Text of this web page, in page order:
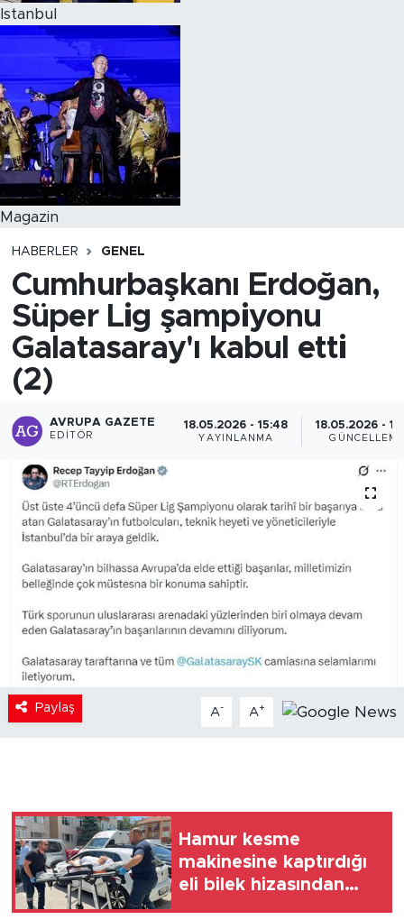
Istanbul
Magazin
HABERLER GENEL
Cumhurbaşkanı Erdoğan,
Süper Lig şampiyonu
Galatasaray'ı kabul etti
(2)
AVRUPA GAZETE
EDITÖR
18.05.2026 - 15:48
YAYINLANMA
18.05.2026 -
Paylaş A- A+
Hamur kesme
makinesine kaptırdığı
eli bilek hizasından